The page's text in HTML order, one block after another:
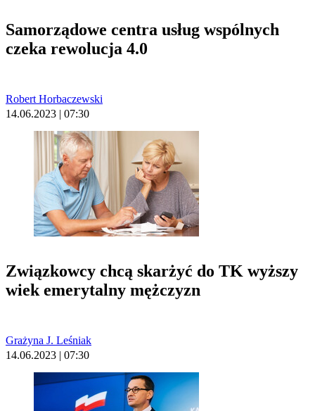
Samorządowe centra usług wspólnych
czeka rewolucja 4.0
Robert Horbaczewski
14.06.2023 | 07:30
Związkowcy chcą skarżyć do TK wyższy
wiek emerytalny mężczyzn
Grażyna J. Leśniak
14.06.2023 | 07:30